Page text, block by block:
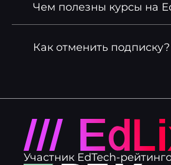
Чем полезны курсы на
Как отменить подписку?
Участник EdTech-